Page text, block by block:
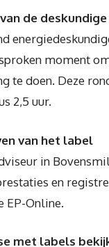
de deskundige
moment
te doen. Deze
2,5 uur.
van het label
in
en
EP-Online.
met labels